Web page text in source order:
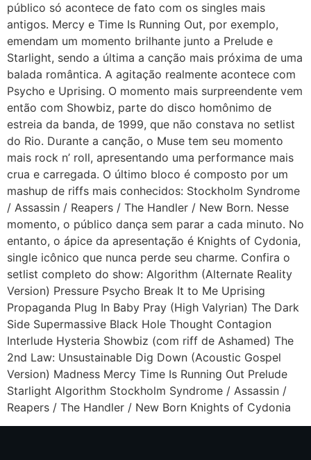
público só acontece de fato com os singles mais
antigos. Mercy e Time Is Running Out, por exemplo,
emendam um momento brilhante junto a Prelude e
Starlight, sendo a última a canção mais próxima de uma
balada romântica. A agitação realmente acontece com
Psycho e Uprising. O momento mais surpreendente vem
então com Showbiz, parte do disco homônimo de
estreia da banda, de 1999, que não constava no setlist
do Rio. Durante a canção, o Muse tem seu momento
mais rock n’ roll, apresentando uma performance mais
crua e carregada. O último bloco é composto por um
mashup de riffs mais conhecidos: Stockholm Syndrome
/ Assassin / Reapers / The Handler / New Born. Nesse
momento, o público dança sem parar a cada minuto. No
entanto, o ápice da apresentação é Knights of Cydonia,
single icônico que nunca perde seu charme. Confira o
setlist completo do show: Algorithm (Alternate Reality
Version) Pressure Psycho Break It to Me Uprising
Propaganda Plug In Baby Pray (High Valyrian) The Dark
Side Supermassive Black Hole Thought Contagion
Interlude Hysteria Showbiz (com riff de Ashamed) The
2nd Law: Unsustainable Dig Down (Acoustic Gospel
Version) Madness Mercy Time Is Running Out Prelude
Starlight Algorithm Stockholm Syndrome / Assassin /
Reapers / The Handler / New Born Knights of Cydonia